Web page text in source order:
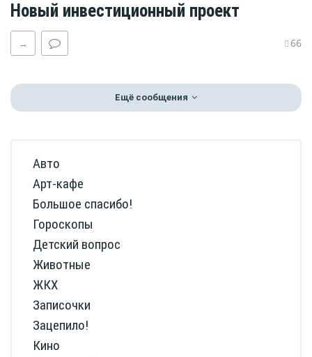
Новый инвестиционный проект
→ 66
Ещё сообщения
Авто
Арт-кафе
Большое спасибо!
Гороскопы
Детский вопрос
Животные
ЖКХ
Записочки
Зацепило!
Кино